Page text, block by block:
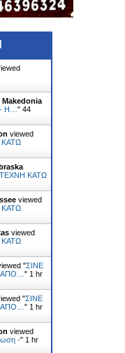
Η… " 44
viewed
ΚΑΤΩ
viewed
viewed
"ΣΙΝΕ
" 1 hr
"ΣΙΝΕ
" 1 hr
viewed
-" 1 hr